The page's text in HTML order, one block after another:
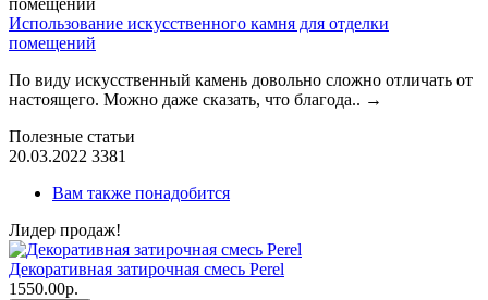
Использование искусственного камня для отделки
помещений
По виду искусственный камень довольно сложно отличать от
настоящего. Можно даже сказать, что благода.. →
Полезные статьи
20.03.2022 3381
Вам также понадобится
Лидер продаж!
Декоративная затирочная смесь Perel
1550.00р.